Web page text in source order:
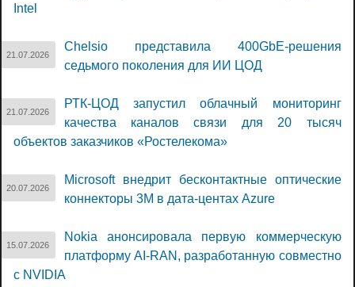
Intel
21.07.2026
Chelsio представила 400GbE-решения
седьмого поколения для ИИ ЦОД
21.07.2026
РТК-ЦОД запустил облачный мониторинг
качества каналов связи для 20 тысяч
объектов заказчиков «Ростелекома»
20.07.2026
Microsoft внедрит бесконтактные оптические
коннекторы 3M в дата-центах Azure
15.07.2026
Nokia анонсировала первую коммерческую
платформу AI-RAN, разработанную совместно
с NVIDIA